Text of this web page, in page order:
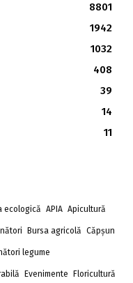
8801
1942
1032
408
39
14
11
ecologică APIA Apicultură
Bursa agricolă Căpșun
legume
Evenimente Floricultură